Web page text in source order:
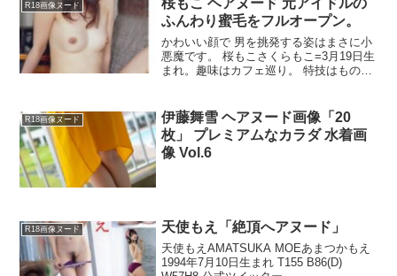
R18画像ヌード
ふんわり蜜毛をフルオープン。
かわいい顔で 男を挑発する姿はまさに小
悪魔です。 桜もこさくらもこ=3月19日生
まれ。趣味はカフェ巡り。 特技はものま
イッター=@moko_sak...
R18画像ヌード
伊藤舞雪 ヘアヌード画像「20
枚」 プレミアムなカラダ 水着画
像 Vol.6
R18画像ヌード 天使もえ「絶頂へアヌード」
天使もえAMATSUKA MOEあまつかもえ
1994年7月10日生まれ T155 B86(D)